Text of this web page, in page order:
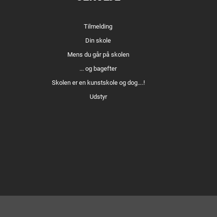
Tilmelding
Din skole
Mens du går på skolen
... og bagefter
Skolen er en kunstskole og dog….!
Udstyr